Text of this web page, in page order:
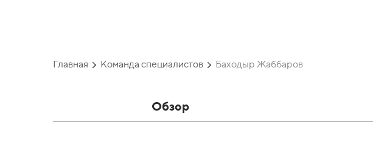
Главная Команда специалистов Баходыр Жаббаров
Обзор